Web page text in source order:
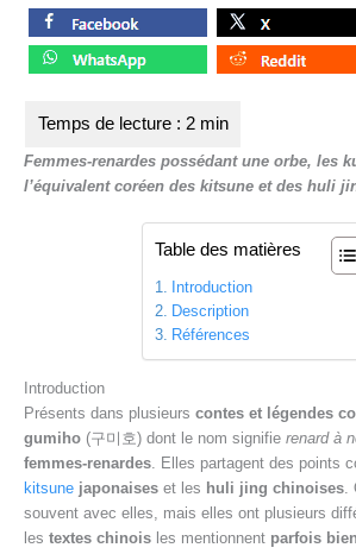
Femmes-renardes possédant une orbe, les
l’équivalent coréen des kitsune et des huli
Table des matières
Introduction
Description
Références
Introduction
Présents dans plusieurs contes et légendes
gumiho (구미호) dont le nom signifie renard à
femmes-renardes . Elles partagent des points
kitsune japonaises et les huli jing chinoises
souvent avec elles, mais elles ont plusieurs
les textes chinois les mentionnent parfois